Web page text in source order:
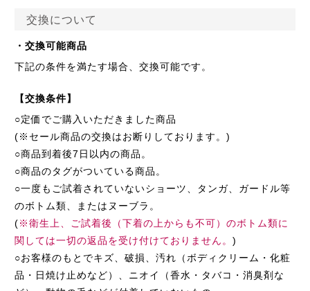
交換について
・交換可能商品
下記の条件を満たす場合、交換可能です。
【交換条件】
○定価でご購入いただきました商品
(※セール商品の交換はお断りしております。)
○商品到着後7日以内の商品。
○商品のタグがついている商品。
○一度もご試着されていないショーツ、タンガ、ガードル等
のボトム類、またはヌーブラ。
(※衛生上、ご試着後（下着の上からも不可）のボトム類に
関しては一切の返品を受け付けておりません。)
○お客様のもとでキズ、破損、汚れ（ボディクリーム・化粧
品・日焼け止めなど）、ニオイ（香水・タバコ・消臭剤な